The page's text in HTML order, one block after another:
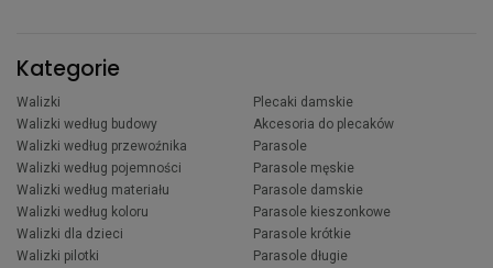
Kategorie
Walizki
Walizki według budowy
Walizki według przewoźnika
Walizki według pojemności
Walizki według materiału
Walizki według koloru
Walizki dla dzieci
Walizki pilotki
Plecaki damskie
Akcesoria do plecaków
Parasole
Parasole męskie
Parasole damskie
Parasole kieszonkowe
Parasole krótkie
Parasole długie